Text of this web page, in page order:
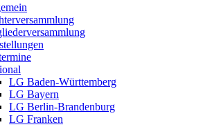
LG Baden-Württemberg
LG Bayern
LG Berlin-Brandenburg
LG Franken